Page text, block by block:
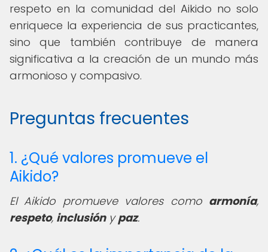
respeto en la comunidad del Aikido no solo
enriquece la experiencia de sus practicantes,
sino que también contribuye de manera
significativa a la creación de un mundo más
armonioso y compasivo.
Preguntas frecuentes
1. ¿Qué valores promueve el
Aikido?
El Aikido promueve valores como armonía,
respeto, inclusiónypaz.